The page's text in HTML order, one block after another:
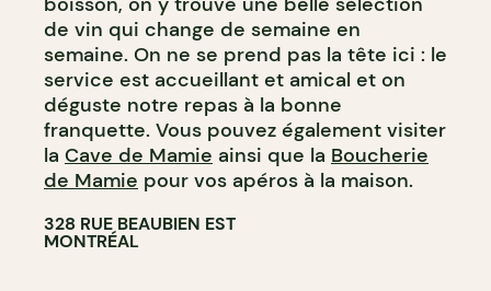
de vin qui change de semaine en
semaine. On ne se prend pas la tête ici : le
service est accueillant et amical et on
déguste notre repas à la bonne
franquette. Vous pouvez également visiter
la Cave de Mamie ainsi que la Boucherie
de Mamie pour vos apéros à la maison.
328 RUE BEAUBIEN EST
MONTRÉAL